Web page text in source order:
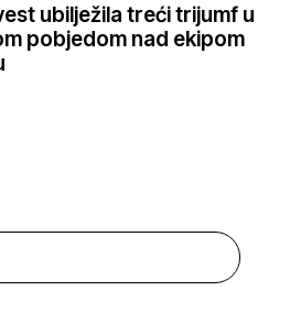
ubilježila treći trijumf u
pobjedom nad ekipom